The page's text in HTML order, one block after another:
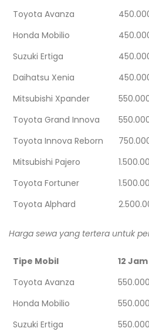
Toyota Avanza
Honda Mobilio
Suzuki Ertiga
Daihatsu Xenia
Mitsubishi Xpander
Toyota Grand Innova
Toyota Innova Reborn
Mitsubishi Pajero
Toyota Fortuner
Toyota Alphard
Harga sewa yang tertera untuk
Tipe Mobil 12 Jam
Toyota Avanza
550.000
Honda Mobilio
550.000
Suzuki Ertiga
550.000